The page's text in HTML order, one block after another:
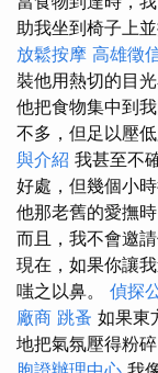
助我坐到椅子上
放鬆按摩 高雄徵
裝他用熱切的目
他把食物集中到
不多，但足以壓
與介紹 我甚至不
好處，但幾個小
他那老舊的愛撫
而且，我不會邀
現在，如果你讓
嗤之以鼻。 偵探
廠商 跳蚤 如果東
地把氣氛壓得粉